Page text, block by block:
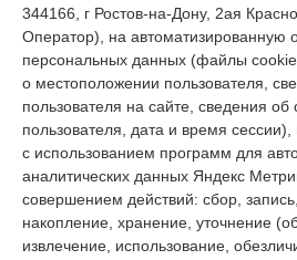
344166, г Ростов-на-Дону, 2ая
Оператор), на автоматизированную
персональных данных (файлы
о местоположении пользователя,
пользователя на сайте, сведения об
пользователя, дата и время сессии),
с использованием программ для
аналитических данных Яндекс
совершением действий: сбор,
накопление, хранение, уточнение
извлечение, использование,